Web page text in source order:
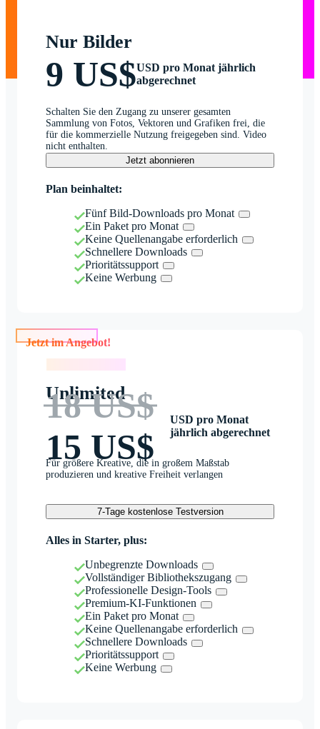
Nur Bilder
9 US$USD pro Monat jährlich
abgerechnet
Schalten Sie den Zugang zu unserer gesamten
Sammlung von Fotos, Vektoren und Grafiken frei, die
für die kommerzielle Nutzung freigegeben sind. Video
nicht enthalten.
Jetzt abonnieren
Plan beinhaltet:
Fünf Bild-Downloads pro Monat
Ein Paket pro Monat
Keine Quellenangabe erforderlich
Schnellere Downloads
Prioritätssupport
Keine Werbung
Jetzt im Angebot!
Unlimited
18 US$
15 US$
USD pro Monat
jährlich abgerechnet
Für größere Kreative, die in großem Maßstab
produzieren und kreative Freiheit verlangen
7-Tage kostenlose Testversion
Alles in Starter, plus:
Unbegrenzte Downloads
Vollständiger Bibliothekszugang
Professionelle Design-Tools
Premium-KI-Funktionen
Ein Paket pro Monat
Keine Quellenangabe erforderlich
Schnellere Downloads
Prioritätssupport
Keine Werbung